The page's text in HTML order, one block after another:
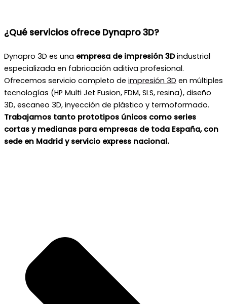
¿Qué servicios ofrece Dynapro 3D?
Dynapro 3D es una empresa de impresión 3Dindustrial
especializada en fabricación aditiva profesional.
Ofrecemos servicio completo de impresión 3D en múltiples
tecnologías (HP Multi Jet Fusion, FDM, SLS, resina), diseño
3D, escaneo 3D, inyección de plástico y termoformado.
Trabajamos tanto prototipos únicos como series
cortas y medianas para empresas de toda España, con
sede en Madrid y servicio express nacional.